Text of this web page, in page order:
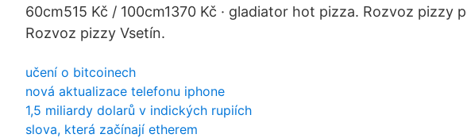
60cm515 Kč / 100cm1370 Kč · gladiator hot pizza. Rozvoz pizzy
Rozvoz pizzy Vsetín.
učení o bitcoinech
nová aktualizace telefonu iphone
1,5 miliardy dolarů v indických rupiích
slova, která začínají etherem